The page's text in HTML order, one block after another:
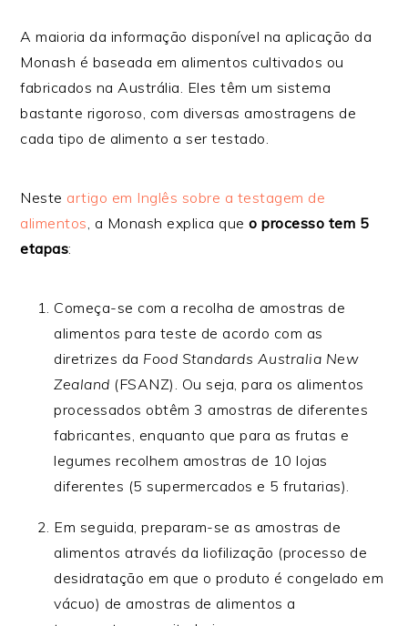
A maioria da informação disponível na aplicação da
Monash é baseada em alimentos cultivados ou
fabricados na Austrália. Eles têm um sistema
bastante rigoroso, com diversas amostragens de
cada tipo de alimento a ser testado.
Neste artigo em Inglês sobre a testagem de
alimentos, a Monash explica queo processo tem 5
etapas:
Começa-se com a recolha de amostras de
alimentos para teste de acordo com as
diretrizes da Food Standards Australia New
Zealand (FSANZ). Ou seja, para os alimentos
processados obtêm 3 amostras de diferentes
fabricantes, enquanto que para as frutas e
legumes recolhem amostras de 10 lojas
diferentes (5 supermercados e 5 frutarias).
Em seguida, preparam-se as amostras de
alimentos através da liofilização (processo de
desidratação em que o produto é congelado em
vácuo) de amostras de alimentos a